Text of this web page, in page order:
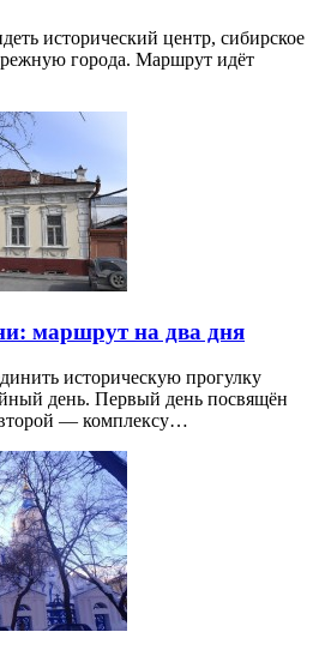
исторический центр, сибирское
города. Маршрут идёт
маршрут на два дня
историческую прогулку
день. Первый день посвящён
— комплексу…